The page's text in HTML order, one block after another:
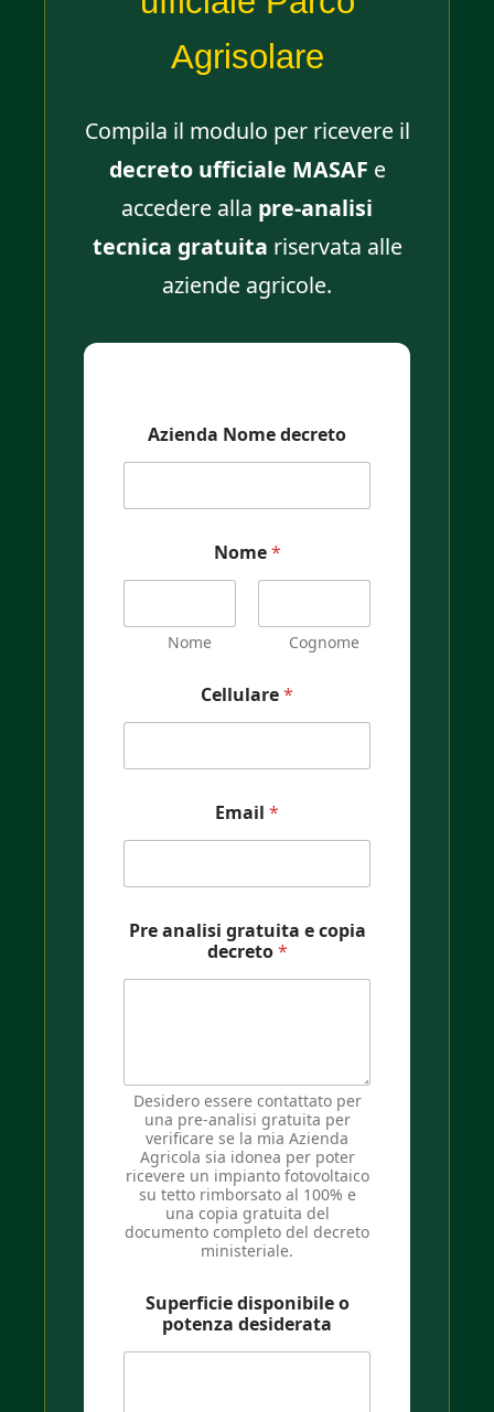
Agrisolare
Compila il modulo per ricevere il
decreto ufficiale MASAF e
accedere alla pre-analisi
tecnica gratuita riservata alle
aziende agricole.
Azienda Nome decreto
Nome*
Nome Cognome
Cellulare*
Email *
Pre analisi gratuita e copia
decreto*
Desidero essere contattato per
una pre-analisi gratuita per
verificare se la mia Azienda
Agricola sia idonea per poter
ricevere un impianto fotovoltaico
su tetto rimborsato al 100% e
una copia gratuita del
documento completo del decreto
ministeriale.
Superficie disponibile o
potenza desiderata